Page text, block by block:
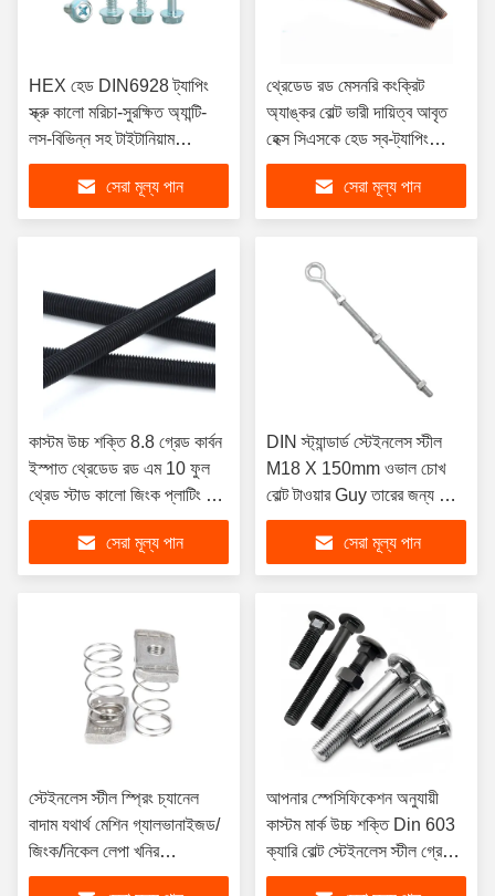
HEX হেড DIN6928 ট্যাপিং
স্ক্রু কালো মরিচা-সুরক্ষিত অ্যান্টি-
লস-বিভিন্ন সহ টাইটানিয়াম
স্টেইনলেস স্টীল নিকেল ইঞ্চি মেট্রিক
সেরা মূল্য পান
থ্রেডেড রড মেসনরি কংক্রিট
অ্যাঙ্কর বোল্ট ভারী দায়িত্ব আবৃত
হেক্স সিএসকে হেড স্ব-ট্যাপিং
কংক্রিট স্ক্রু অ্যাঙ্কর স্টিলের জন্য
সেরা মূল্য পান
কাস্টম উচ্চ শক্তি 8.8 গ্রেড কার্বন
ইস্পাত থ্রেডেড রড এম 10 ফুল
থ্রেড স্টাড কালো জিংক প্লাটিং রড
এম 2-এম 24 প্লেইন ফিনিস সহ
সেরা মূল্য পান
DIN স্ট্যান্ডার্ড স্টেইনলেস স্টীল
M18 X 150mm ওভাল চোখ
বোল্ট টাওয়ার Guy তারের জন্য হেক্স
টাইপ ASTM A574
সেরা মূল্য পান
স্টেইনলেস স্টীল স্প্রিং চ্যানেল
বাদাম যথার্থ মেশিন গ্যালভানাইজড/
জিংক/নিকেল লেপা খনির
অ্যাপ্লিকেশন জন্য চ্যামফারেড
আপনার স্পেসিফিকেশন অনুযায়ী
কাস্টম মার্ক উচ্চ শক্তি Din 603
ক্যারি বোল্ট স্টেইনলেস স্টীল গ্রেড
4.8/6.8/8.8